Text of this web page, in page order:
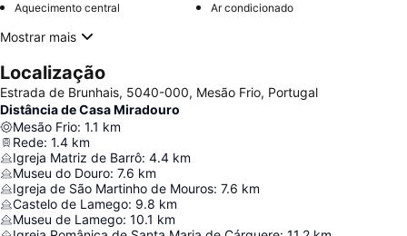
Aquecimento central
Ar condicionado
Mostrar mais
Localização
Estrada de Brunhais, 5040-000, Mesão Frio, Portugal
Distância de Casa Miradouro
Mesão Frio: 1.1 km
Rede: 1.4 km
Igreja Matriz de Barrô: 4.4 km
Museu do Douro: 7.6 km
Igreja de São Martinho de Mouros: 7.6 km
Castelo de Lamego: 9.8 km
Museu de Lamego: 10.1 km